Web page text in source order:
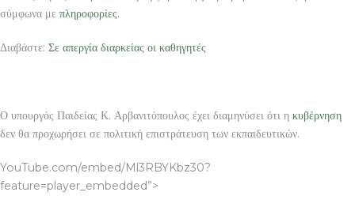
σύμφωνα με πληροφορίες.
Διαβάστε: Σε απεργία διαρκείας οι καθηγητές
Ο υπουργός Παιδείας Κ. Αρβανιτόπουλος έχει διαμηνύσει ότι η κυβέρνηση
δεν θα προχωρήσει σε πολιτική επιστράτευση των εκπαιδευτικών.
YouTube.com/embed/Ml3RBYKbz30?
feature=player_embedded”>